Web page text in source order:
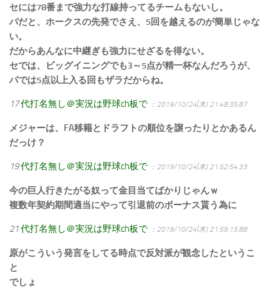
セには78番まで強力な打線持ってるチームもないし。
パだと、ホークスの先発でさえ、5回を越えるのが簡単じゃな
い。
だからあんなに中継ぎも強力にせざるを得ない。
セでは、ビッグイニングでも3～5点が精一杯なんだろうが、
パでは5点以上入る回もザラだからね。
17代打名無し＠実況は野球ch板で ：2019/10/24(木) 21:48:35.87
メジャーは、FA移籍とドラフトの順位を譲ったりとかあるん
だっけ？
19代打名無し＠実況は野球ch板で ：2019/10/24(木) 21:52:54.33
今の巨人行きたがる奴って金目当てばかりじゃんｗ
複数年契約期間適当にやって引退前のボーナス貰う為に
21代打名無し＠実況は野球ch板で ：2019/10/24(木) 21:59:13.88
原がこういう発言をしてる時点で反対派が観念したというこ
と
でしょ